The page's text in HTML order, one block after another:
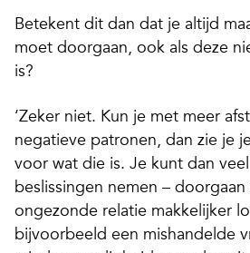
Betekent dit dan dat je altijd
moet doorgaan, ook als deze
is?
‘Zeker niet. Kun je met meer
negatieve patronen, dan zie je
voor wat die is. Je kunt dan
beslissingen nemen –
ongezonde relatie makkelijker
bijvoorbeeld een mishandelde